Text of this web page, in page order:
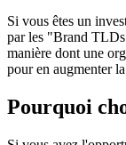
Si vous êtes un
par les "Brand
manière dont une
pour en augmenter
Pourquoi